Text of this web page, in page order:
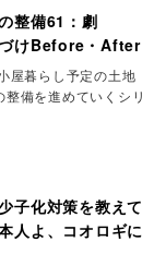
整備61：劇
けBefore・After
屋暮らし予定の土地
備を進めていくシリ
子化対策を教えて
人よ、コオロギに